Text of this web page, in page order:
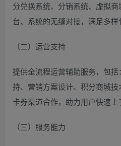
分兑换系统、分销系统、虚拟
台、系统的无缝对接，满足多样
（二）运营支持
提供全流程运营辅助服务，包
持、营销方案设计、积分商城技
卡券渠道合作，助力用户快速上
（三）服务能力